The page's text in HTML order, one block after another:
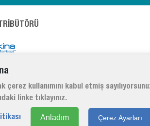
kullanımını kabul etmiş
linke tıklayınız.
Anladım Çerez Ayarları